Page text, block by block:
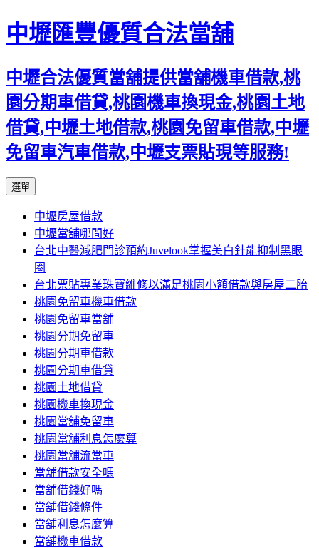
中壢匯豐優質合法當舖
中壢合法優質當舖提供當舖機車借款,桃
園分期車借貸,桃園機車換現金,桃園土地
借貸,中壢土地借款,桃園免留車借款,中壢
免留車汽車借款,中壢支票貼現等服務!
選單
內
容
區
中壢房屋借款
中壢當舖哪間好
台北中醫減肥門診預約Juvelook掌握美白針能抑制黑眼
圈
台北票貼專業珠寶維修以滿足桃園小額借款與房屋二胎
桃園免留車機車借款
桃園免留車當舖
桃園分期免留車
桃園分期車借款
桃園分期車借貸
桃園土地借貸
桃園機車換現金
桃園當舖免留車
桃園當舖利息怎麼算
桃園當舖流當車
當舖借款安全嗎
當舖借錢好嗎
當舖借錢條件
當舖利息怎麼算
當舖機車借款